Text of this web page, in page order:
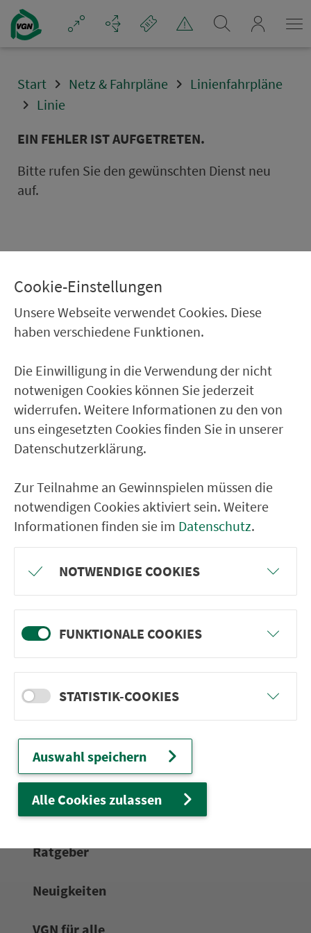
Navigation überspringen
Start Netz & Fahrpläne
Linienfahrpläne
Linie
EIN FEHLER IST AUFGETRETEN.
Bitte rufen Sie den gewünschten Dienst neu
auf.
Ver­kehrs­ver­bund Groß­raum
22.000 Qua­drat­ki­lo­me­ter. 130 Ver­kehrs­un­
ter­neh­men. 1.100 Linien. Eine Fahr­kar­te.
Ver­bin­dungen
Abfahrten
Tickets & Preise
Fahr­plan­ände­rungen
Wir sind für Sie da:
24h-Ser­vice­te­le­fon:
0911 27075-99
Zum Kon­taktformular
Netz & Fahrpläne
Frei­zeit-Tipps
Service
Rat­ge­ber
Neuigkeiten
VGN für alle
Cookie-Einstellungen
Unsere Webseite verwendet Cookies. Diese
haben verschiedene Funktionen.
Die Einwilligung in die Verwendung der nicht
notwenigen Cookies können Sie jederzeit
widerrufen. Weitere Informationen zu den von
uns eingesetzten Cookies finden Sie in unserer
Datenschutzerklärung.
Zur Teilnahme an Gewinnspielen müssen die
notwendigen Cookies aktiviert sein. Weitere
Informationen finden sie im Datenschutz.
NOTWENDIGE COOKIES
FUNKTIONALE COOKIES
STATISTIK-COOKIES
Auswahl speichern
Alle Cookies zulassen